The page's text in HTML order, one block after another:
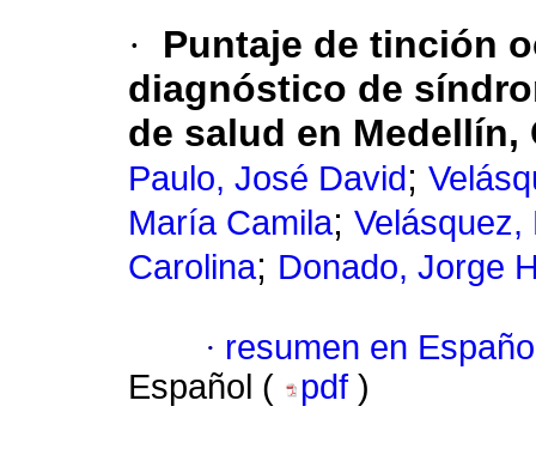
·
Puntaje de tinción
diagnóstico de
de salud en Medellín,
Paulo, José David ;
María Camila; Velásquez,
Carolina; Donado, Jorge
· resumen en
Español (
pdf )